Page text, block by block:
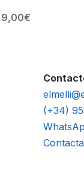
9,00€
(+34)